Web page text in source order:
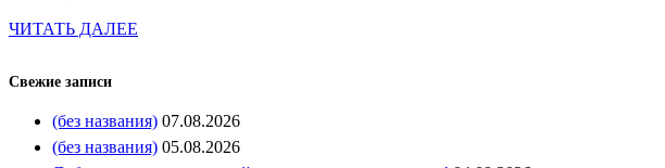
ЧИТАТЬ ДАЛЕЕ
Свежие записи
(без названия) 07.08.2026
(без названия) 05.08.2026